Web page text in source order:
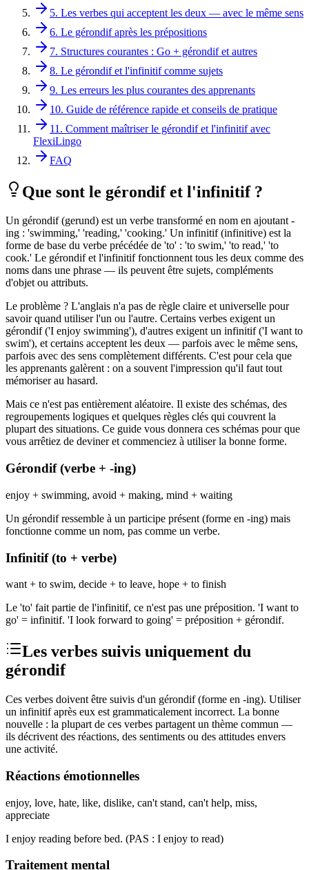
5. Les verbes qui acceptent les deux — avec le même sens
6. Le gérondif après les prépositions
7. Structures courantes : Go + gérondif et autres
8. Le gérondif et l'infinitif comme sujets
9. Les erreurs les plus courantes des apprenants
10. Guide de référence rapide et conseils de pratique
11. Comment maîtriser le gérondif et l'infinitif avec
FlexiLingo
FAQ
Que sont le gérondif et l'infinitif ?
Un gérondif (gerund) est un verbe transformé en nom en ajoutant -
ing : 'swimming,' 'reading,' 'cooking.' Un infinitif (infinitive) est la
forme de base du verbe précédée de 'to' : 'to swim,' 'to read,' 'to
cook.' Le gérondif et l'infinitif fonctionnent tous les deux comme des
noms dans une phrase — ils peuvent être sujets, compléments
d'objet ou attributs.
Le problème ? L'anglais n'a pas de règle claire et universelle pour
savoir quand utiliser l'un ou l'autre. Certains verbes exigent un
gérondif ('I enjoy swimming'), d'autres exigent un infinitif ('I want to
swim'), et certains acceptent les deux — parfois avec le même sens,
parfois avec des sens complètement différents. C'est pour cela que
les apprenants galèrent : on a souvent l'impression qu'il faut tout
mémoriser au hasard.
Mais ce n'est pas entièrement aléatoire. Il existe des schémas, des
regroupements logiques et quelques règles clés qui couvrent la
plupart des situations. Ce guide vous donnera ces schémas pour que
vous arrêtiez de deviner et commenciez à utiliser la bonne forme.
Gérondif (verbe + -ing)
enjoy + swimming, avoid + making, mind + waiting
Un gérondif ressemble à un participe présent (forme en -ing) mais
fonctionne comme un nom, pas comme un verbe.
Infinitif (to + verbe)
want + to swim, decide + to leave, hope + to finish
Le 'to' fait partie de l'infinitif, ce n'est pas une préposition. 'I want to
go' = infinitif. 'I look forward to going' = préposition + gérondif.
Les verbes suivis uniquement du
gérondif
Ces verbes doivent être suivis d'un gérondif (forme en -ing). Utiliser
un infinitif après eux est grammaticalement incorrect. La bonne
nouvelle : la plupart de ces verbes partagent un thème commun —
ils décrivent des réactions, des sentiments ou des attitudes envers
une activité.
Réactions émotionnelles
enjoy, love, hate, like, dislike, can't stand, can't help, miss,
appreciate
I enjoy reading before bed. (PAS : I enjoy to read)
Traitement mental